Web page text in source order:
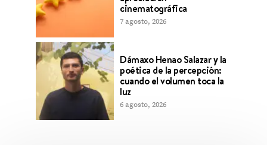
cinematográfica
7 agosto, 2026
Dámaxo Henao Salazar y la
poética de la percepción:
cuando el volumen toca la
luz
6 agosto, 2026